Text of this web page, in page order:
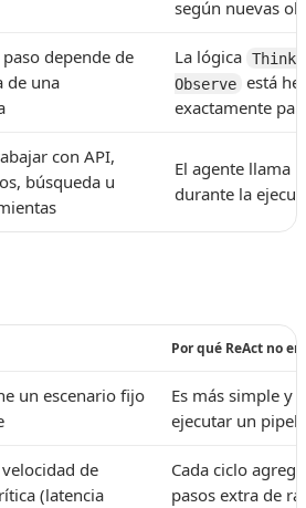
según nuevas
depende de
de una
La lógica Think
Observe está
exactamente
con API,
búsqueda u
El agente llama
durante la
Por qué ReAct no
un escenario fijo
Es más simple y
ejecutar un
de
(latencia
Cada ciclo
pasos extra de